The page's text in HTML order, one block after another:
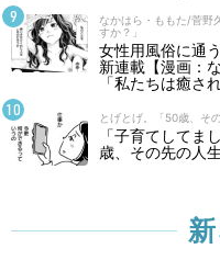
なかはら・ももた/菅
すか？」
女性用風俗に通
新連載【漫画：
「私たちは癒さ
とげとげ。「50歳、そ
「子育てして
歳、その先の人